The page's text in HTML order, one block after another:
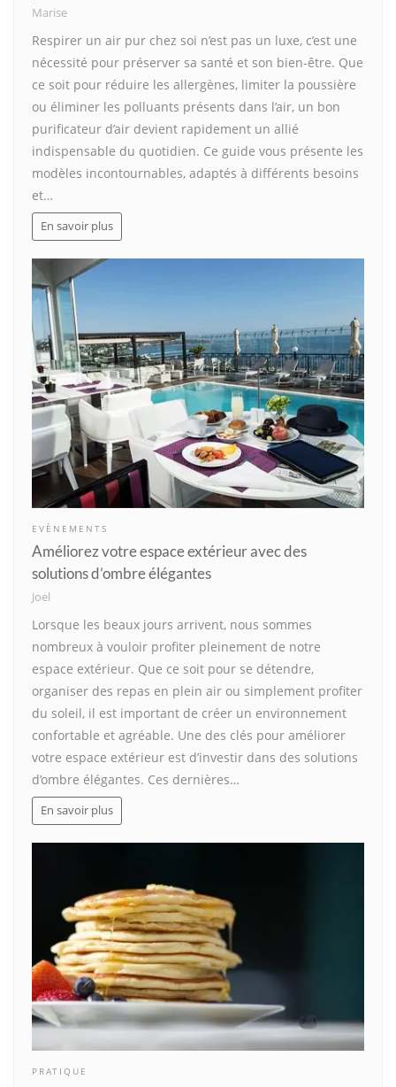
Marise
Respirer un air pur chez soi n’est pas un luxe, c’est une
nécessité pour préserver sa santé et son bien-être. Que
ce soit pour réduire les allergènes, limiter la poussière
ou éliminer les polluants présents dans l’air, un bon
purificateur d’air devient rapidement un allié
indispensable du quotidien. Ce guide vous présente les
modèles incontournables, adaptés à différents besoins
et…
En savoir plus
EVÈNEMENTS
Améliorez votre espace extérieur avec des
solutions d’ombre élégantes
Joel
Lorsque les beaux jours arrivent, nous sommes
nombreux à vouloir profiter pleinement de notre
espace extérieur. Que ce soit pour se détendre,
organiser des repas en plein air ou simplement profiter
du soleil, il est important de créer un environnement
confortable et agréable. Une des clés pour améliorer
votre espace extérieur est d’investir dans des solutions
d’ombre élégantes. Ces dernières…
En savoir plus
PRATIQUE